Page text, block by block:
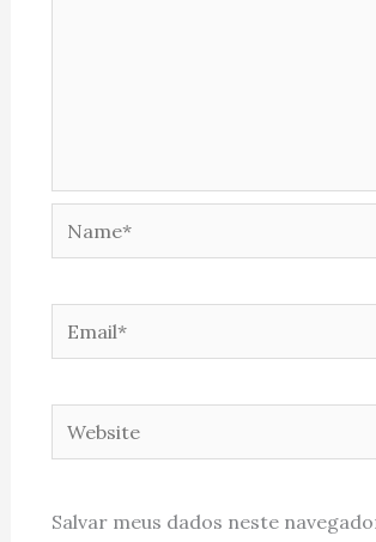
Website
Salvar meus dados neste